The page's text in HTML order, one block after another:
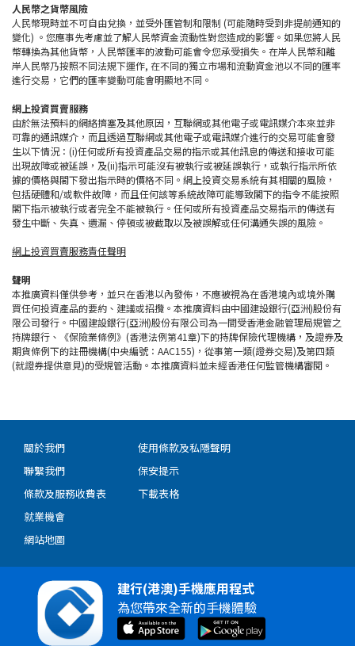
人民幣之貨幣風險
人民幣現時並不可自由兌換，並受外匯管制和限制 (可能隨時受到非提前通知的
變化) 。您應事先考慮並了解人民幣資金流動性對您造成的影響。如果您將人民
幣轉換為其他貨幣，人民幣匯率的波動可能會令您承受損失。在岸人民幣和離
岸人民幣乃按照不同法規下運作, 在不同的獨立市場和流動資金池以不同的匯率
進行交易，它們的匯率變動可能會明顯地不同。
網上投資買賣服務
由於無法預料的網絡擠塞及其他原因，互聯網或其他電子或電訊媒介本來並非
可靠的通訊媒介，而且透過互聯網或其他電子或電訊媒介進行的交易可能會發
生以下情況：(i)任何或所有投資產品交易的指示或其他訊息的傳送和接收可能
出現故障或被延誤，及(ii)指示可能沒有被執行或被延誤執行，或執行指示所依
據的價格與閣下發出指示時的價格不同。網上投資交易系統有其相關的風險，
包括硬體和/或軟件故障，而且任何該等系統故障可能導致閣下的指令不能按照
閣下指示被執行或者完全不能被執行。任何或所有投資產品交易指示的傳送有
發生中斷、失真、遺漏、停頓或被截取以及被誤解或任何溝通失誤的風險。
網上投資買賣服務責任聲明
聲明
本推廣資料僅供參考，並只在香港以內發佈，不應被視為在香港境內或境外購
買任何投資產品的要約、建議或招攬。本推廣資料由中國建設銀行(亞洲)股份有
限公司發行。中國建設銀行(亞洲)股份有限公司為一間受香港金融管理局規管之
持牌銀行、《保險業條例》(香港法例第41章)下的持牌保險代理機構，及證券及
期貨條例下的註冊機構(中央編號：AAC155)，從事第一類(證券交易)及第四類
(就證券提供意見)的受規管活動。本推廣資料並未經香港任何監管機構審閱。
關於我們
聯繫我們
條款及服務收費表
就業機會
網站地圖
使用條款及私隱聲明
保安提示
下載表格
建行(港澳)手機應用程式
為您帶來全新的手機體驗